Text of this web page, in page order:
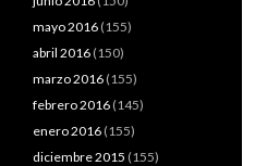
mayo 2016 (155)
abril 2016 (150)
marzo 2016 (155)
febrero 2016 (145)
enero 2016 (155)
diciembre 2015 (155)